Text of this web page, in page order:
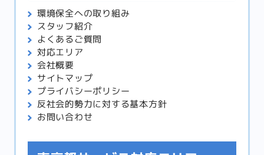
環境保全への取り組み
スタッフ紹介
よくあるご質問
対応エリア
会社概要
サイトマップ
プライバシーポリシー
反社会的勢力に対する基本方針
お問い合わせ